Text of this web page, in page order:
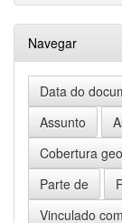
Navegar